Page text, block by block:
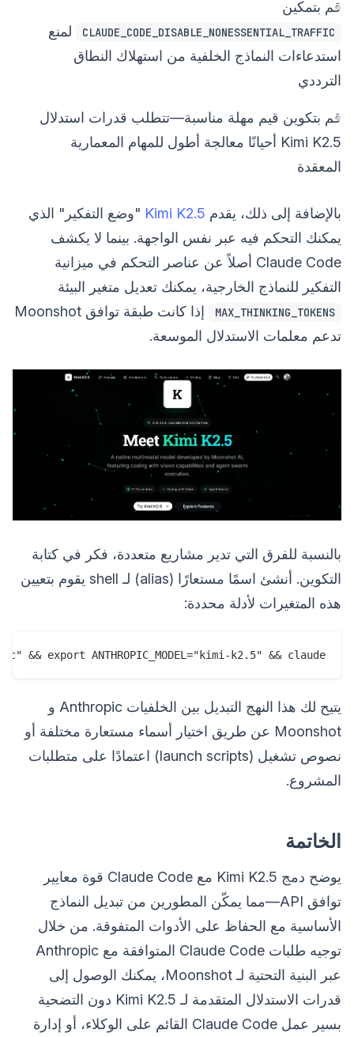
قم بتمكين
CLAUDE_CODE_DISABLE_NONESSENTIAL_TRAFFIC
لمنع
استدعاءات النماذج الخلفية من استهلاك النطاق
الترددي
قم بتكوين قيم مهلة مناسبة—تتطلب قدرات استدلال
Kimi K2.5 أحيانًا معالجة أطول للمهام المعمارية
المعقدة
بالإضافة إلى ذلك، يقدم Kimi K2.5 "وضع التفكير" الذي
يمكنك التحكم فيه عبر نفس الواجهة. بينما لا يكشف
Claude Code أصلاً عن عناصر التحكم في ميزانية
التفكير للنماذج الخارجية، يمكنك تعديل متغير البيئة
MAX_THINKING_TOKENS
إذا كانت طبقة توافق Moonshot
تدعم معلمات الاستدلال الموسعة.
بالنسبة للفرق التي تدير مشاريع متعددة، فكر في كتابة
التكوين. أنشئ اسمًا مستعارًا (alias) لـ shell يقوم بتعيين
هذه المتغيرات لأدلة محددة:
export ANTHROPIC_MODEL="kimi-k2.5" && claude'
يتيح لك هذا النهج التبديل بين الخلفيات Anthropic و
Moonshot عن طريق اختيار أسماء مستعارة مختلفة أو
نصوص تشغيل (launch scripts) اعتمادًا على متطلبات
المشروع.
الخاتمة
يوضح دمج Kimi K2.5 مع Claude Code قوة معايير
توافق API—مما يمكّن المطورين من تبديل النماذج
الأساسية مع الحفاظ على الأدوات المتفوقة. من خلال
توجيه طلبات Claude Code المتوافقة مع Anthropic
عبر البنية التحتية لـ Moonshot، يمكنك الوصول إلى
قدرات الاستدلال المتقدمة لـ Kimi K2.5 دون التضحية
بسير عمل Claude Code القائم على الوكلاء، أو إدارة